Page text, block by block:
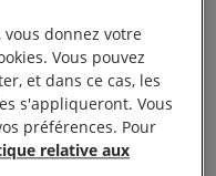
accueil souvent
migrants. « Je
et de libertés »
lors des
Le CADA est un
vous donnez votre
Vous pouvez
et dans ce cas, les
s'appliqueront. Vous
préférences. Pour
relative aux